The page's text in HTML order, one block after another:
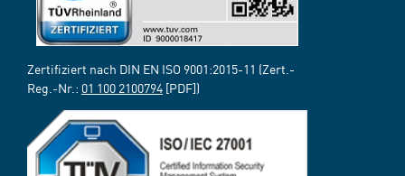
Zertifiziert nach DIN EN ISO 9001:2015-11 (Zert.-
Reg.-Nr.: 01 100 2100794 [PDF])